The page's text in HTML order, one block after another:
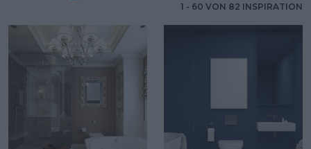
1 - 60 VON 82 INSPIRATION